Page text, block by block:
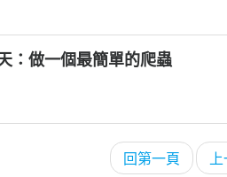
：做一個最簡單的爬蟲
回第一頁